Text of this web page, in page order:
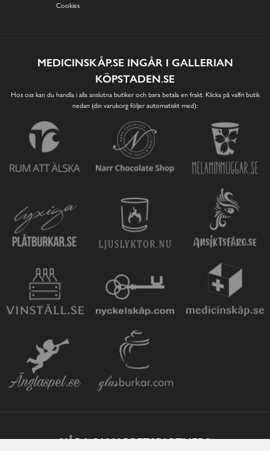
Cookies
MEDICINSKÅP.SE INGÅR I GALLERIAN
KÖPSTADEN.SE
Hos oss kan du handla i alla anslutna butiker och bara betala en frakt. Klicka på valfri butik
nedan (din varukorg följer automatiskt med):
VÅRA SAMARBETSPARTNERS